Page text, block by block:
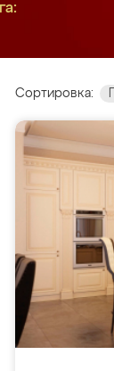
Сортировка: